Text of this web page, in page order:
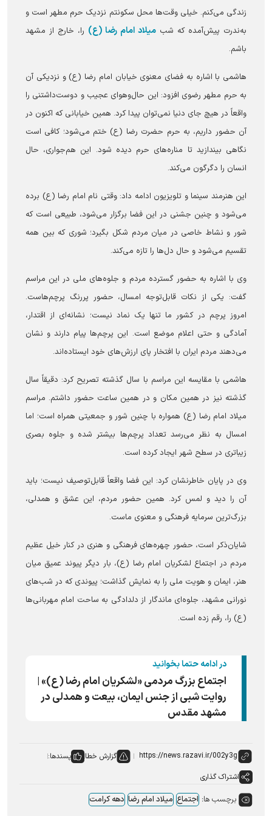
زندگی می‌کنم. خیلی وقت‌ها محل سکونتم نزدیک حرم مطهر است و
به‌ندرت پیش‌آمده که شب میلاد امام رضا (ع) را، خارج از مشهد
باشم.
هاشمی با اشاره به فضای معنوی خیابان امام رضا (ع) و نزدیکی آن
به حرم مطهر رضوی افزود: این حال‌وهوای عجیب و دوست‌داشتنی را
واقعاً در هیچ جای دنیا نمی‌توان پیدا کرد. همین خیابانی که اکنون در
آن حضور داریم، به حرم حضرت رضا (ع) ختم می‌شود؛ کافی است
نگاهی بیندازید تا مناره‌های حرم دیده شود. این هم‌جواری، حال
انسان را دگرگون می‌کند.
این هنرمند سینما و تلویزیون ادامه داد: وقتی نام امام رضا (ع) برده
می‌شود و چنین جشنی در این فضا برگزار می‌شود، طبیعی است که
شور و نشاط خاصی در میان مردم شکل بگیرد؛ شوری که بین همه
تقسیم می‌شود و حال دل‌ها را تازه می‌کند.
وی با اشاره به حضور گسترده مردم و جلوه‌های ملی در این مراسم
گفت: یکی از نکات قابل‌توجه امسال، حضور پررنگ پرچم‌هاست.
امروز پرچم در کشور ما تنها یک نماد نیست؛ نشانه‌ای از اقتدار،
آمادگی و حتی اعلام موضع است. این پرچم‌ها پیام دارند و نشان
می‌دهند مردم ایران با افتخار پای ارزش‌های خود ایستاده‌اند.
هاشمی با مقایسه این مراسم با سال گذشته تصریح کرد: دقیقاً سال
گذشته نیز در همین مکان و در همین ساعت حضور داشتم. مراسم
میلاد امام رضا (ع) همواره با چنین شور و جمعیتی همراه است؛ اما
امسال به نظر می‌رسد تعداد پرچم‌ها بیشتر شده و جلوه بصری
زیباتری در سطح شهر ایجاد کرده است.
وی در پایان خاطرنشان کرد: این فضا واقعاً قابل‌توصیف نیست؛ باید
آن را دید و لمس کرد. همین حضور مردم، این عشق و همدلی،
بزرگ‌ترین سرمایه فرهنگی و معنوی ماست.
شایان‌ذکر است، حضور چهره‌های فرهنگی و هنری در کنار خیل عظیم
مردم در اجتماع لشکریان امام رضا (ع)، بار دیگر پیوند عمیق میان
هنر، ایمان و هویت ملی را به نمایش گذاشت؛ پیوندی که در شب‌های
نورانی مشهد، جلوه‌ای ماندگار از دلدادگی به ساحت امام مهربانی‌ها
(ع) را، رقم زده است.
در ادامه حتما بخوانید
اجتماع بزرگ مردمی «لشکریان امام رضا (ع)» |
روایت شبی از جنس ایمان، بیعت و همدلی در
مشهد مقدس
گزارش خطا
پسندها:
اشتراک گذاری
برچسب ها: اجتماع میلاد امام رضا دهه کرامت